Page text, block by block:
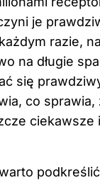
je
razie,
na długie
się
co sprawia,
ciekawsze i